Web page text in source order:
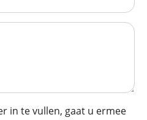
in te vullen, gaat u ermee